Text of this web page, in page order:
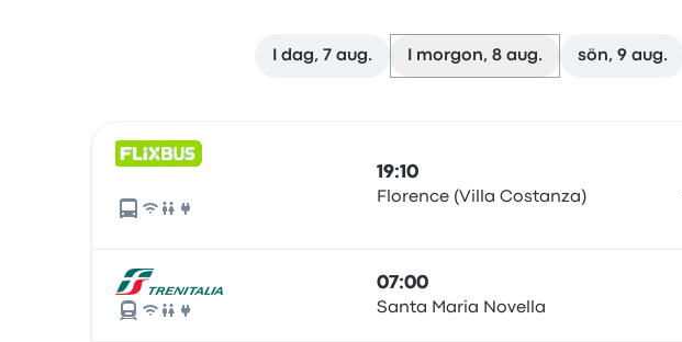
I dag, 7 aug. I morgon, 8 aug. sön, 9 aug.
19:10
Florence (Villa Costanza)
07:00
Santa Maria Novella